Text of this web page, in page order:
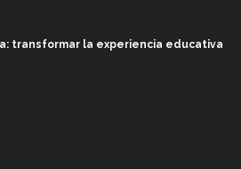
transformar la experiencia educativa